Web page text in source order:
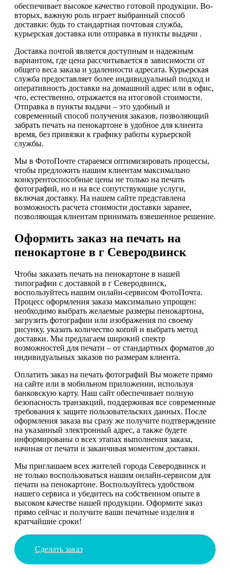
обеспечивает высокое качество готовой продукции. Во-
вторых, важную роль играет выбранный способ
доставки: будь то стандартная почтовая служба,
курьерская доставка или отправка в пункты выдачи .
Доставка почтой является доступным и надежным
вариантом, где цена рассчитывается в зависимости от
общего веса заказа и удаленности адресата. Курьерская
служба предоставляет более индивидуальный подход и
оперативность доставки на домашний адрес или в офис,
что, естественно, отражается на итоговой стоимости.
Отправка в пункты выдачи – это удобный и
современный способ получения заказов, позволяющий
забрать печать на пенокартоне в удобное для клиента
время, без привязки к графику работы курьерской
службы.
Мы в ФотоПочте стараемся оптимизировать процессы,
чтобы предложить нашим клиентам максимально
конкурентоспособные цены не только на печать
фотографий, но и на все сопутствующие услуги,
включая доставку. На нашем сайте представлена
возможность расчета стоимости доставки заранее,
позволяющая клиентам принимать взвешенное решение.
Оформить заказ на печать на
пенокартоне в г Северодвинск
Чтобы заказать печать на пенокартоне в нашей
типографии с доставкой в г Северодвинск,
воспользуйтесь нашим онлайн-сервисом ФотоПочта.
Процесс оформления заказа максимально упрощен:
необходимо выбрать желаемые размеры пенокартона,
загрузить фотографии или изображения по своему
рисунку, указать количество копий и выбрать метод
доставки. Мы предлагаем широкий спектр
возможностей для печати – от стандартных форматов до
индивидуальных заказов по размерам клиента.
Оплатить заказ на печать фотографий Вы можете прямо
на сайте или в мобильном приложении, используя
банковскую карту. Наш сайт обеспечивает полную
безопасность транзакций, поддерживая все современные
требования к защите пользовательских данных. После
оформления заказа вы сразу же получите подтверждение
на указанный электронный адрес, а также будете
информированы о всех этапах выполнения заказа,
начиная от печати и заканчивая моментом доставки.
Мы приглашаем всех жителей города Северодвинск и
не только воспользоваться нашим онлайн-сервисом для
печати на пенокартоне. Воспользуйтесь удобством
нашего сервиса и убедитесь на собственном опыте в
высоком качестве нашей продукции. Оформите заказ
прямо сейчас и получите ваши печатные изделия в
кратчайшие сроки!
Сделать заказ